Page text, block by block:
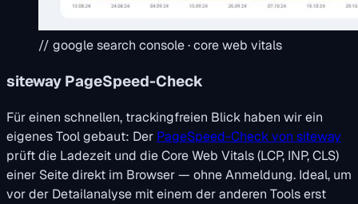
// google search console · core web vitals
siteway PageSpeed-Check
Für einen schnellen, trackingfreien Blick haben wir ein
eigenes Tool gebaut: Der PageSpeed-Check von siteway
prüft die Ladezeit und die Core Web Vitals (LCP, INP, CLS)
einer Seite direkt im Browser — ohne Anmeldung. Ideal, um
vor der Detailanalyse mit einem der anderen Tools erst